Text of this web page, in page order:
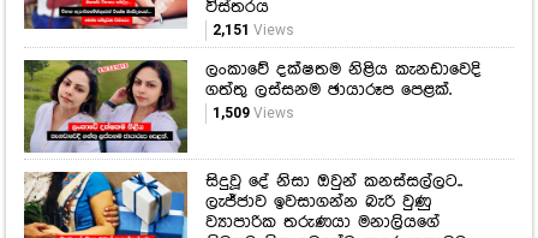
3,298Views
ශිෂ්‍යත්ව විභාගය අනිද්දා... විභාග
දෙපාර්තමේන්තුවෙන් විශේෂ
නිවේදනයක්... මෙන්න සම්පූර්ණ
2,151Views
ලංකාවේ දක්ෂතම නිළිය කැනඩාවෙදි
ගත්තු ලස්සනම ඡායාරූප පෙළක්.